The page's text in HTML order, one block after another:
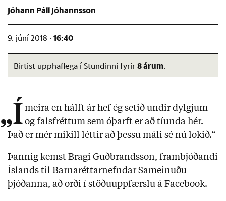
Jóhann Páll Jóhannsson
9. júní 2018 · 16:40
Birtist upphaflega í Stundinni fyrir 8 árum.
„Í meira en hálft ár hef ég setið undir dylgjum
og falsfréttum sem óþarft er að tíunda hér.
Það er mér mikill léttir að þessu máli sé nú lokið.“
Þannig kemst Bragi Guðbrandsson, frambjóðandi
Íslands til Barnaréttarnefndar Sameinuðu
þjóðanna, að orði í stöðuuppfærslu á Facebook.